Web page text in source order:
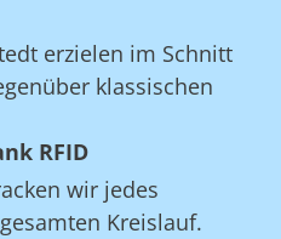
erzielen im Schnitt
klassischen
RFID
wir jedes
Kreislauf.